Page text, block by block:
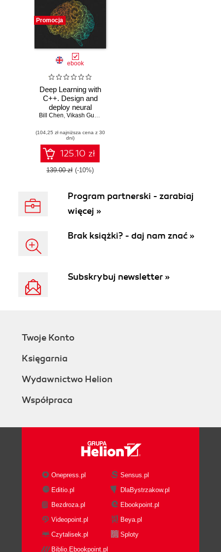
Promocja
ebook
Deep Learning with
C++. Design and
deploy neural
networks using
performance AI in
C++
Bill Chen, Vikash Gupta
(104,25 zł najniższa cena z 30
dni)
125.10 zł
139.00 zł (-10%)
Program partnerski - zarabiaj
więcej »
Brak książki? - daj nam znać »
Subskrybuj newsletter »
Twoje Konto
Księgarnia
Wydawnictwo Helion
Współpraca
Onepress.pl
Sensus.pl
Editio.pl
DlaBystrzakow.pl
Bezdroza.pl
Ebookpoint.pl
Videopoint.pl
Beya.pl
Czytalisek.pl
Sploty
Biblio.Ebookpoint.pl